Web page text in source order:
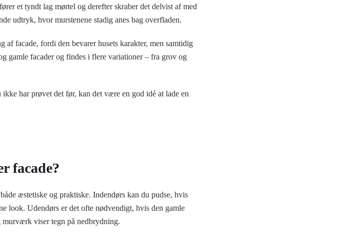
et tyndt lag mørtel og derefter skraber det delvist af med
udtryk, hvor murstenene stadig anes bag overfladen.
facade, fordi den bevarer husets karakter, men samtidig
gamle facader og findes i flere variationer – fra grov og
har prøvet det før, kan det være en god idé at lade en
facade?
æstetiske og praktiske. Indendørs kan du pudse, hvis
look. Udendørs er det ofte nødvendigt, hvis den gamle
viser tegn på nedbrydning.